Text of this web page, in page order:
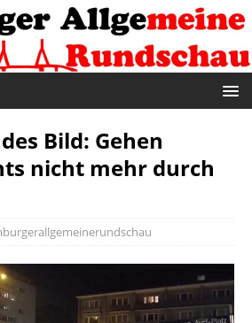
Bild: Gehen
nicht mehr durch